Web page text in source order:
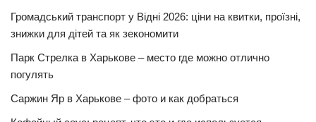
Громадський транспорт у Відні 2026: ціни на квитки, проїзні,
знижки для дітей та як зекономити
Парк Стрелка в Харькове – место где можно отлично
погулять
Саржин Яр в Харькове – фото и как добраться